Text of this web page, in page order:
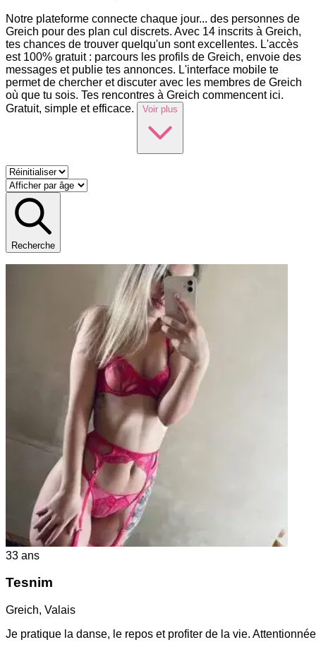
Notre plateforme connecte chaque jour... des personnes de
Greich pour des plan cul discrets. Avec 14 inscrits à Greich,
tes chances de trouver quelqu'un sont excellentes. L'accès
est 100% gratuit : parcours les profils de Greich, envoie des
messages et publie tes annonces. L'interface mobile te
permet de chercher et discuter avec les membres de Greich
où que tu sois. Tes rencontres à Greich commencent ici.
Gratuit, simple et efficace.
Voir plus
Recherche
33 ans
Tesnim
Greich, Valais
Je pratique la danse, le repos et profiter de la vie.